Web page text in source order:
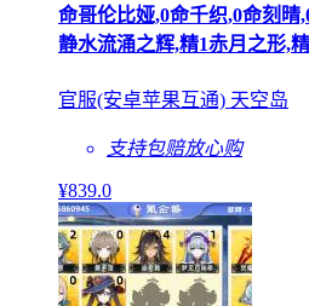
命哥伦比娅,0命千织,0命刻晴
静水流涌之辉,精1赤月之形,
官服(安卓苹果互通) 天空岛
支持包赔放心购
¥839.0